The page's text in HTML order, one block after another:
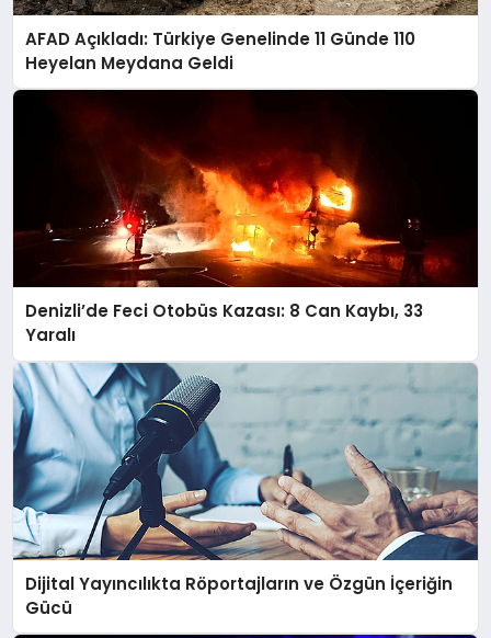
AFAD Açıkladı: Türkiye Genelinde 11 Günde 110
Heyelan Meydana Geldi
Denizli’de Feci Otobüs Kazası: 8 Can Kaybı, 33
Yaralı
Dijital Yayıncılıkta Röportajların ve Özgün İçeriğin
Gücü